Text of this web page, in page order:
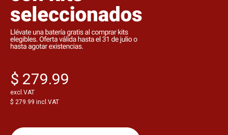
$ 279.99
excl.VAT
$ 279.99 incl.VAT